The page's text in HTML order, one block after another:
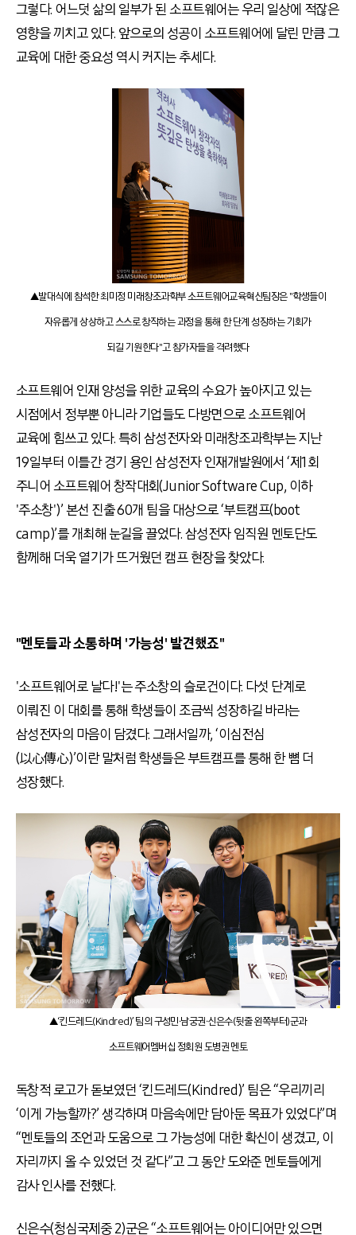
그렇다. 어느덧 삶의 일부가 된 소프트웨어는 우리 일상에 적잖은
영향을 끼치고 있다. 앞으로의 성공이 소프트웨어에 달린 만큼 그
교육에 대한 중요성 역시 커지는 추세다.
▲발대식에 참석한 최미정 미래창조과학부 소프트웨어교육혁신팀장은 "학생들이
자유롭게 상상하고 스스로 창작하는 과정을 통해 한 단계 성장하는 기회가
되길 기원한다"고 참가자들을 격려했다
소프트웨어 인재 양성을 위한 교육의 수요가 높아지고 있는
시점에서 정부뿐 아니라 기업들도 다방면으로 소프트웨어
교육에 힘쓰고 있다. 특히 삼성전자와 미래창조과학부는 지난
19일부터 이틀간 경기 용인 삼성전자 인재개발원에서 ‘제1회
주니어 소프트웨어 창작대회(Junior Software Cup, 이하
'주소창')’ 본선 진출 60개 팀을 대상으로 ‘부트캠프(boot
camp)’를 개최해 눈길을 끌었다. 삼성전자 임직원 멘토단도
함께해 더욱 열기가 뜨거웠던 캠프 현장을 찾았다.
"멘토들과 소통하며 '가능성' 발견했죠"
'소프트웨어로 날다!'는주소창의 슬로건이다. 다섯 단계로
이뤄진 이 대회를 통해 학생들이 조금씩 성장하길 바라는
삼성전자의 마음이 담겼다. 그래서일까, ‘이심전심
(以心傳心)’이란 말처럼 학생들은 부트캠프를 통해 한 뼘 더
성장했다.
▲‘킨드레드(Kindred)’ 팀의 구성민∙남궁권∙신은수(뒷줄 왼쪽부터)군과
소프트웨어멤버십 정회원 도병권 멘토
독창적 로고가 돋보였던 ‘킨드레드(Kindred)’ 팀은 “우리끼리
‘이게 가능할까?’ 생각하며 마음속에만 담아둔 목표가 있었다”며
“멘토들의 조언과 도움으로 그 가능성에 대한 확신이 생겼고, 이
자리까지 올 수 있었던 것 같다”고 그 동안 도와준 멘토들에게
감사 인사를 전했다.
신은수(청심국제중 2)군은 “소프트웨어는 아이디어만 있으면